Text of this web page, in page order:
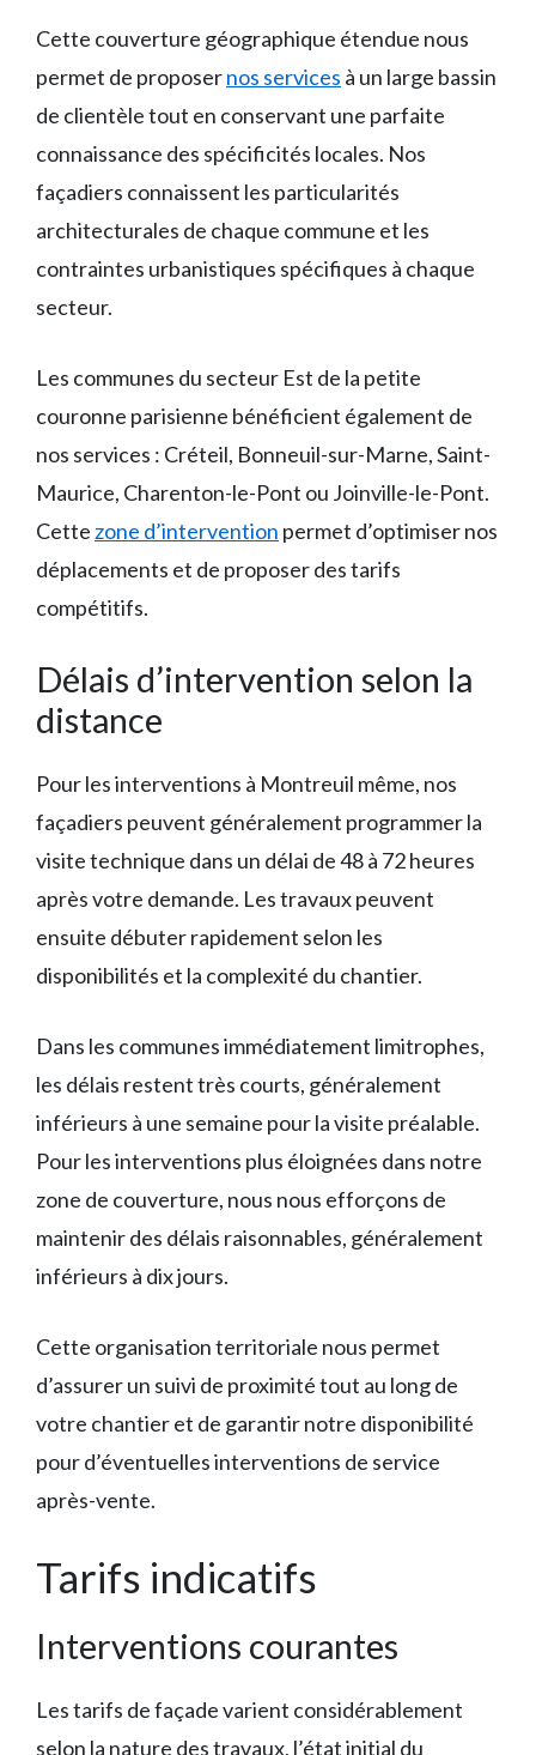
Cette couverture géographique étendue nous
permet de proposernos services à un large bassin
de clientèle tout en conservant une parfaite
connaissance des spécificités locales. Nos
façadiers connaissent les particularités
architecturales de chaque commune et les
contraintes urbanistiques spécifiques à chaque
secteur.
Les communes du secteur Est de la petite
couronne parisienne bénéficient également de
nos services : Créteil, Bonneuil-sur-Marne, Saint-
Maurice, Charenton-le-Pont ou Joinville-le-Pont.
Cette zone d’intervention permet d’optimiser nos
déplacements et de proposer des tarifs
compétitifs.
Délais d’intervention selon la
distance
Pour les interventions à Montreuil même, nos
façadiers peuvent généralement programmer la
visite technique dans un délai de 48 à 72 heures
après votre demande. Les travaux peuvent
ensuite débuter rapidement selon les
disponibilités et la complexité du chantier.
Dans les communes immédiatement limitrophes,
les délais restent très courts, généralement
inférieurs à une semaine pour la visite préalable.
Pour les interventions plus éloignées dans notre
zone de couverture, nous nous efforçons de
maintenir des délais raisonnables, généralement
inférieurs à dix jours.
Cette organisation territoriale nous permet
d’assurer un suivi de proximité tout au long de
votre chantier et de garantir notre disponibilité
pour d’éventuelles interventions de service
après-vente.
Tarifs indicatifs
Interventions courantes
Les tarifs de façade varient considérablement
selon la nature des travaux, l’état initial du